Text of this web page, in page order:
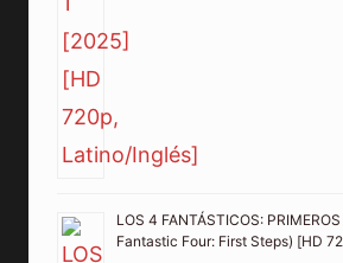
LOS 4 FANTÁSTICOS:
Fantastic Four: First Steps) [HD